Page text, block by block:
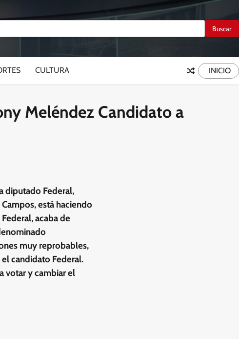
CULTURA INICIO
Meléndez Candidato a
diputado Federal,
está haciendo
acaba de
muy reprobables,
candidato Federal.
votar y cambiar el